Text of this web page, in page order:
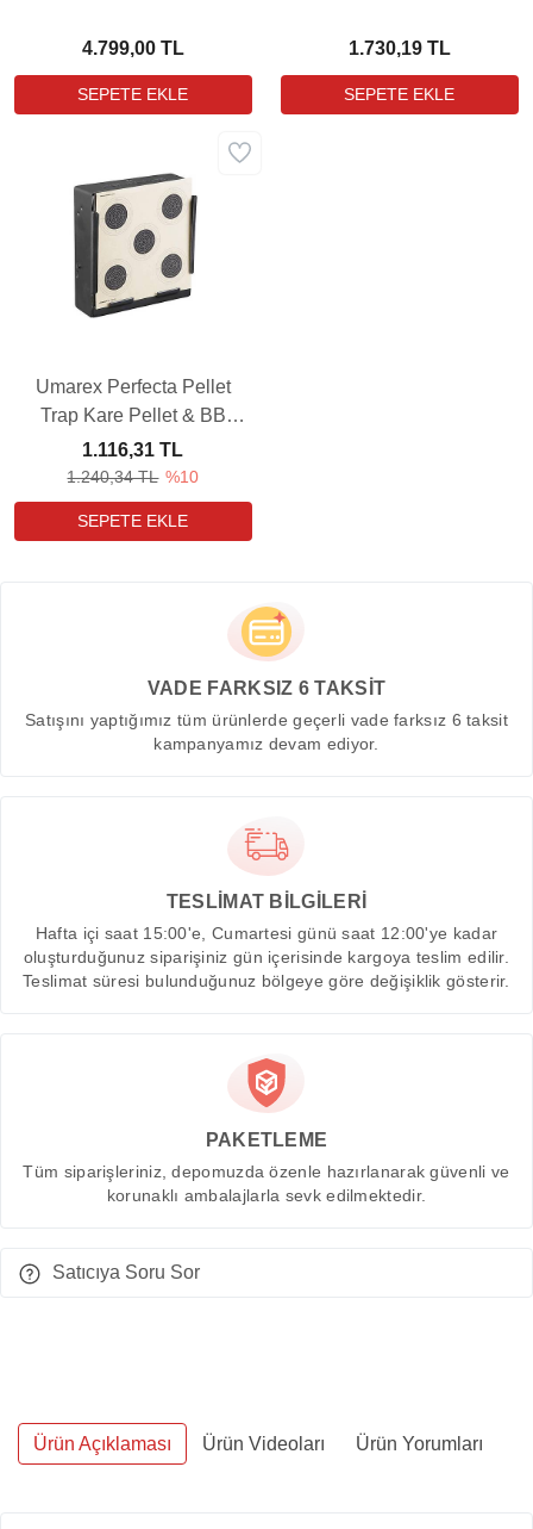
4.799,00 TL
1.730,19 TL
Umarex Perfecta Pellet
Trap Kare Pellet & BB
Tuzağı
1.240,34 TL %10
1.116,31 TL
VADE FARKSIZ 6 TAKSİT
Satışını yaptığımız tüm ürünlerde geçerli vade farksız 6 taksit
kampanyamız devam ediyor.
TESLİMAT BİLGİLERİ
Hafta içi saat 15:00'e, Cumartesi günü saat 12:00'ye kadar
oluşturduğunuz siparişiniz gün içerisinde kargoya teslim edilir.
Teslimat süresi bulunduğunuz bölgeye göre değişiklik gösterir.
PAKETLEME
Tüm siparişleriniz, depomuzda özenle hazırlanarak güvenli ve
korunaklı ambalajlarla sevk edilmektedir.
Satıcıya Soru Sor
Ürün Açıklaması Ürün Videoları Ürün Yorumları